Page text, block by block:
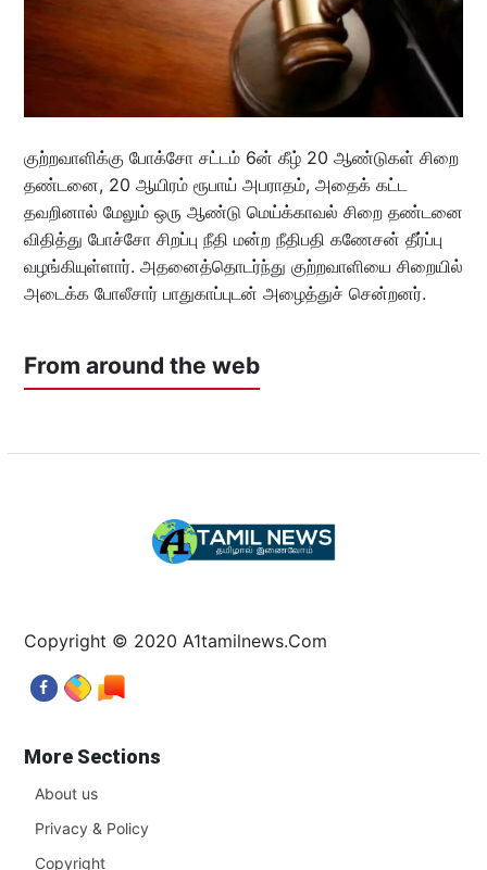
குற்றவாளிக்கு போக்சோ சட்டம் 6ன் கீழ் 20 ஆண்டுகள் சிறை
தண்டனை, 20 ஆயிரம் ரூபாய் அபராதம், அதைக் கட்ட
தவறினால் மேலும் ஒரு ஆண்டு மெய்க்காவல் சிறை தண்டனை
விதித்து போச்சோ சிறப்பு நீதி மன்ற நீதிபதி கணேசன் தீர்ப்பு
வழங்கியுள்ளார். அதனைத்தொடர்ந்து குற்றவாளியை சிறையில்
அடைக்க போலீசார் பாதுகாப்புடன் அழைத்துச் சென்றனர்.
From around the web
Copyright © 2020 A1tamilnews.Com
More Sections
About us
Privacy & Policy
Copyright